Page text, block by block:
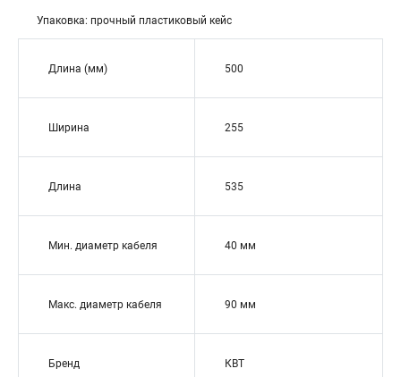
Упаковка: прочный пластиковый кейс
Длина (мм) 500
Ширина 255
Длина 535
Мин. диаметр кабеля 40 мм
Макс. диаметр кабеля 90 мм
Бренд КВТ